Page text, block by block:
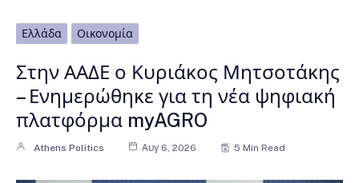
Ελλάδα Οικονομία
Στην ΑΑΔΕ ο Κυριάκος Μητσοτάκης
– Ενημερώθηκε για τη νέα ψηφιακή
πλατφόρμα myAGRO
Athens Politics Αυγ 6, 2026 5 Min Read